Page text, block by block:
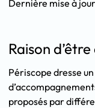
Dernière mise à
Raison
Périscope dresse
proposés par